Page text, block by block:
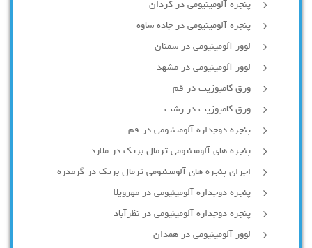
پنجره آلومینیومی در کردان
پنجره آلومینیومی در جاده ساوه
لوور آلومینیومی در سمنان
لوور آلومینیومی در مشهد
ورق کامپوزیت در قم
ورق کامپوزیت در رشت
پنجره دوجداره آلومينيومی در قم
پنجره های آلومینیومی ترمال بریک در ملارد
اجرای پنجره های آلومینیومی ترمال بریک در گرمدره
پنجره دوجداره آلومینیومی در مهرویلا
پنجره دوجداره آلومینیومی در نظرآباد
لوور آلومینیومی در همدان